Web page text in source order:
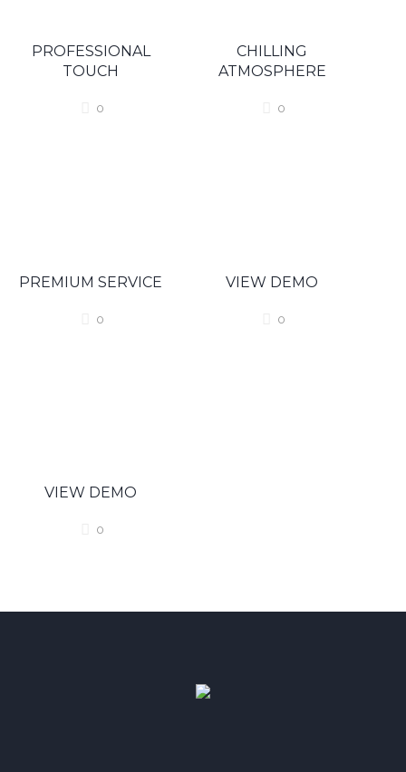
PROFESSIONAL
TOUCH
0
CHILLING
ATMOSPHERE
0
PREMIUM SERVICE
0
VIEW DEMO
0
VIEW DEMO
0